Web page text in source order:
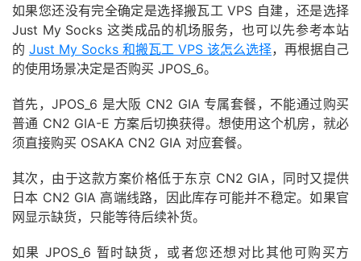
如果您还没有完全确定是选择搬瓦工 VPS 自建，还是选择
Just My Socks 这类成品的机场服务，也可以先参考本站
的 Just My Socks 和搬瓦工 VPS 该怎么选择，再根据自己
的使用场景决定是否购买 JPOS_6。
首先，JPOS_6 是大阪 CN2 GIA 专属套餐，不能通过购买
普通 CN2 GIA-E 方案后切换获得。想使用这个机房，就必
须直接购买 OSAKA CN2 GIA 对应套餐。
其次，由于这款方案价格低于东京 CN2 GIA，同时又提供
日本 CN2 GIA 高端线路，因此库存可能并不稳定。如果官
网显示缺货，只能等待后续补货。
如果 JPOS_6 暂时缺货，或者您还想对比其他可购买方